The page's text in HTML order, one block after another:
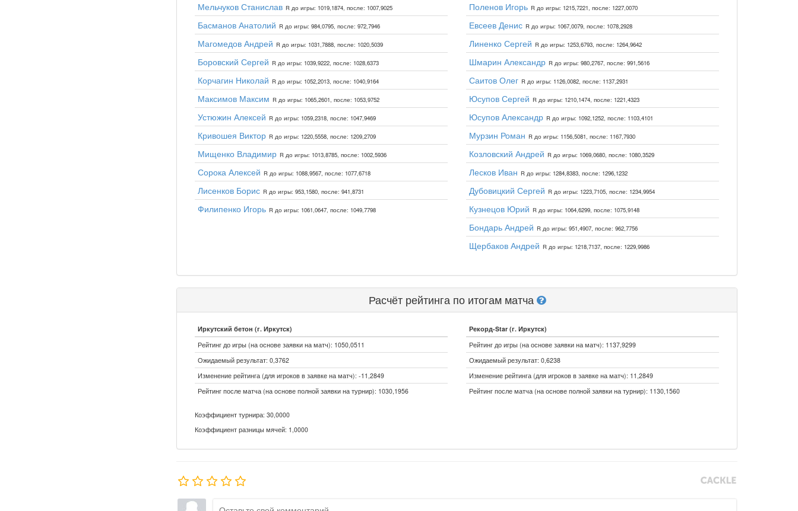
Мельчуков Станислав R до игры: 1019,1874, после: 1007,9025
Басманов Анатолий R до игры: 984,0795, после: 972,7946
Магомедов Андрей R до игры: 1031,7888, после: 1020,5039
Боровский Сергей R до игры: 1039,9222, после: 1028,6373
Корчагин Николай R до игры: 1052,2013, после: 1040,9164
Максимов Максим R до игры: 1065,2601, после: 1053,9752
Устюжин Алексей R до игры: 1059,2318, после: 1047,9469
Кривошея Виктор R до игры: 1220,5558, после: 1209,2709
Мищенко Владимир R до игры: 1013,8785, после: 1002,5936
Сорока Алексей R до игры: 1088,9567, после: 1077,6718
Лисенков Борис R до игры: 953,1580, после: 941,8731
Филипенко Игорь R до игры: 1061,0647, после: 1049,7798
Поленов Игорь R до игры: 1215,7221, после: 1227,0070
Евсеев Денис R до игры: 1067,0079, после: 1078,2928
Линенко Сергей R до игры: 1253,6793, после: 1264,9642
Шмарин Александр R до игры: 980,2767, после: 991,5616
Саитов Олег R до игры: 1126,0082, после: 1137,2931
Юсупов Сергей R до игры: 1210,1474, после: 1221,4323
Юсупов Александр R до игры: 1092,1252, после: 1103,4101
Мурзин Роман R до игры: 1156,5081, после: 1167,7930
Козловский Андрей R до игры: 1069,0680, после: 1080,3529
Лесков Иван R до игры: 1284,8383, после: 1296,1232
Дубовицкий Сергей R до игры: 1223,7105, после: 1234,9954
Кузнецов Юрий R до игры: 1064,6299, после: 1075,9148
Бондарь Андрей R до игры: 951,4907, после: 962,7756
Щербаков Андрей R до игры: 1218,7137, после: 1229,9986
Расчёт рейтинга по итогам матча
Иркутский бетон (г. Иркутск)
Рейтинг до игры (на основе заявки на матч): 1050,0511
Ожидаемый результат: 0,3762
Изменение рейтинга (для игроков в заявке на матч): -11,2849
Рейтинг после матча (на основе полной заявки на турнир): 1030,1956
Рекорд-Star (г. Иркутск)
Рейтинг до игры (на основе заявки на матч): 1137,9299
Ожидаемый результат: 0,6238
Изменение рейтинга (для игроков в заявке на матч): 11,2849
Рейтинг после матча (на основе полной заявки на турнир): 1130,1560
Коэффициент турнира: 30,0000
Коэффициент разницы мячей: 1,0000